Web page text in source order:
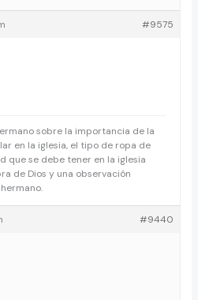
#9575
sobre la importancia de la
en la iglesia, el tipo de ropa de
que se debe tener en la iglesia
de Dios y una observación
#9440